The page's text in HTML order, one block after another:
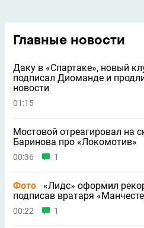
Главные новости
Даку в «Спартаке», новый
подписал Диоманде и
новости
01:15
Мостовой отреагировал на
Баринова про «Локомотив»
00:36 1
Фото
«Лидс» оформил
подписав вратаря
00:22 1